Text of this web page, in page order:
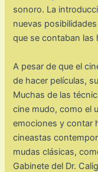
sonoro. La
nuevas
que se contaban las
A pesar de que el
de hacer películas,
Muchas de las
cine mudo, como el
emociones y contar
cineastas
mudas clásicas,
Gabinete del Dr.